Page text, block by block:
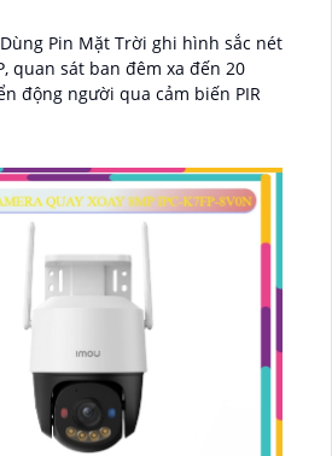
Dùng Pin Mặt Trời ghi hình sắc nét
quan sát ban đêm xa đến 20